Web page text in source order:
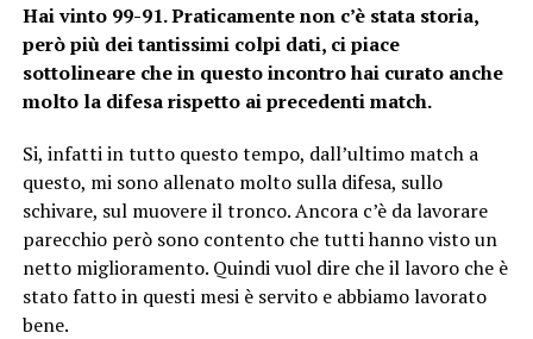
Hai vinto 99-91. Praticamente non c’è stata storia,
però più dei tantissimi colpi dati, ci piace
sottolineare che in questo incontro hai curato anche
molto la difesa rispetto ai precedenti match.
Si, infatti in tutto questo tempo, dall’ultimo match a
questo, mi sono allenato molto sulla difesa, sullo
schivare, sul muovere il tronco. Ancora c’è da lavorare
parecchio però sono contento che tutti hanno visto un
netto miglioramento. Quindi vuol dire che il lavoro che è
stato fatto in questi mesi è servito e abbiamo lavorato
bene.